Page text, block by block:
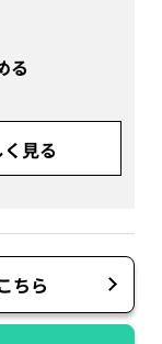
る
見る
ちら